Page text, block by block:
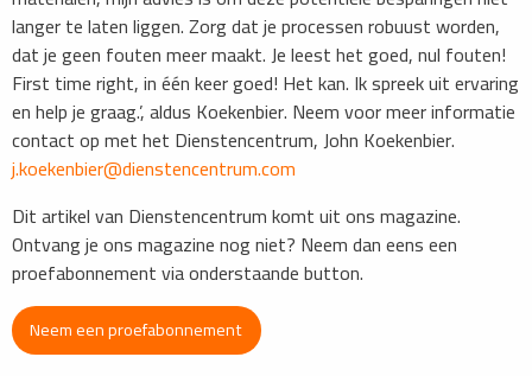
langer te laten liggen. Zorg dat je processen robuust worden,
dat je geen fouten meer maakt. Je leest het goed, nul fouten!
First time right, in één keer goed! Het kan. Ik spreek uit ervaring
en help je graag.’, aldus Koekenbier. Neem voor meer informatie
contact op met het Dienstencentrum, John Koekenbier.
j.koekenbier@dienstencentrum.com
Dit artikel van Dienstencentrum komt uit ons magazine.
Ontvang je ons magazine nog niet? Neem dan eens een
proefabonnement via onderstaande button.
Neem een proefabonnement